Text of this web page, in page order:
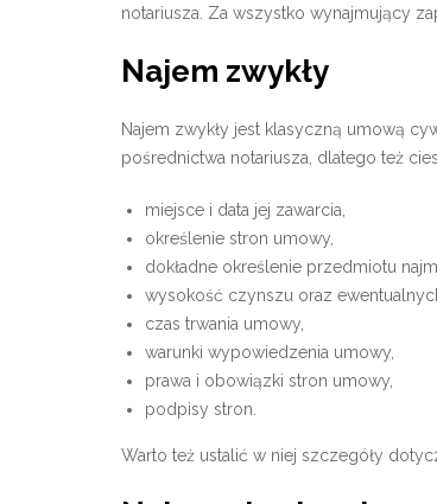
notariusza. Za wszystko wynajmujący
Najem zwykły
Najem zwykły jest klasyczną umową
pośrednictwa notariusza, dlatego też
miejsce i data jej zawarcia,
określenie stron umowy,
dokładne określenie przedmiotu
wysokość czynszu oraz
czas trwania umowy,
warunki wypowiedzenia umowy,
prawa i obowiązki stron umowy,
podpisy stron.
Warto też ustalić w niej szczegóły